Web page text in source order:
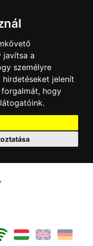
javítsa a
személyre
jelenít
hogy